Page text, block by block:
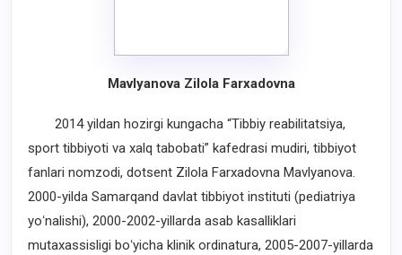
Mavlyanova Zilola Farxadovna
2014 yildan hozirgi kungacha “Tibbiy reabilitatsiya,
sport tibbiyoti va xalq tabobati” kafedrasi mudiri, tibbiyot
fanlari nomzodi, dotsent Zilola Farxadovna Mavlyanova.
2000-yilda Samarqand davlat tibbiyot instituti (pediatriya
yoʻnalishi), 2000-2002-yillarda asab kasalliklari
mutaxassisligi boʻyicha klinik ordinatura, 2005-2007-yillarda